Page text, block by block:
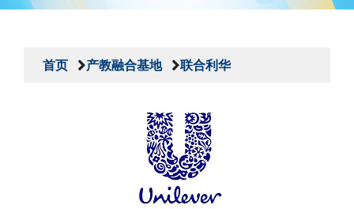
首页 产教融合基地 联合利华